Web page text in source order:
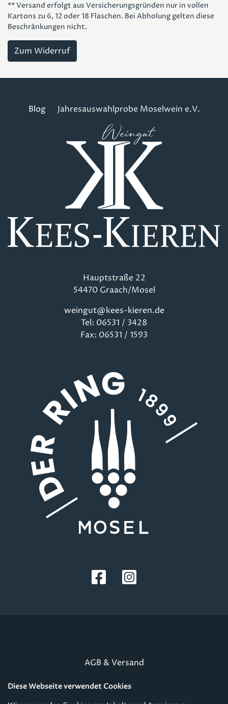
** Versand erfolgt aus Versicherungsgründen nur in vollen
Kartons zu 6, 12 oder 18 Flaschen. Bei Abholung gelten diese
Beschränkungen nicht.
Zum Widerruf
Blog Jahresauswahlprobe Moselwein e.V.
Hauptstraße 22
54470 Graach/Mosel
weingut@kees-kieren.de
Tel: 06531 / 3428
Fax: 06531 / 1593
Fußzeile
AGB & Versand
Datenschutzerklärung
Diese Webseite verwendet Cookies